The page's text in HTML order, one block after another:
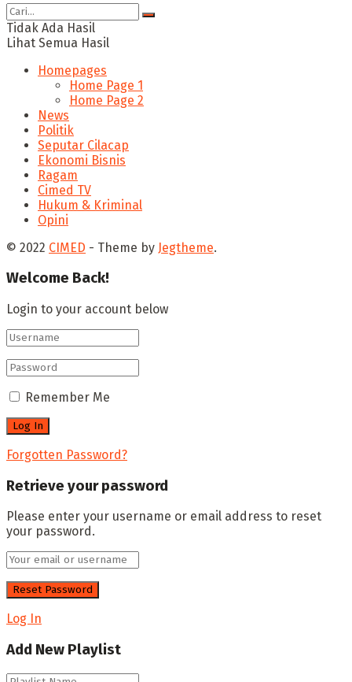
Tidak Ada Hasil
Lihat Semua Hasil
Homepages
Home Page 1
Home Page 2
News
Politik
Seputar Cilacap
Ekonomi Bisnis
Ragam
Cimed TV
Hukum & Kriminal
Opini
© 2022 CIMED - Theme by Jegtheme.
Welcome Back!
Login to your account below
Remember Me
Forgotten Password?
Retrieve your password
Please enter your username or email address to reset
your password.
Log In
Add New Playlist